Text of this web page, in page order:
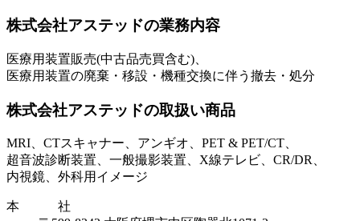
株式会社アステッドの業務内容
医療用装置販売(中古品売買含む)、
医療用装置の廃棄・移設・機種交換に伴う撤去・処分
株式会社アステッドの取扱い商品
MRI、CTスキャナー、アンギオ、PET & PET/CT、
超音波診断装置、一般撮影装置、X線テレビ、CR/DR、
内視鏡、外科用イメージ
本 社